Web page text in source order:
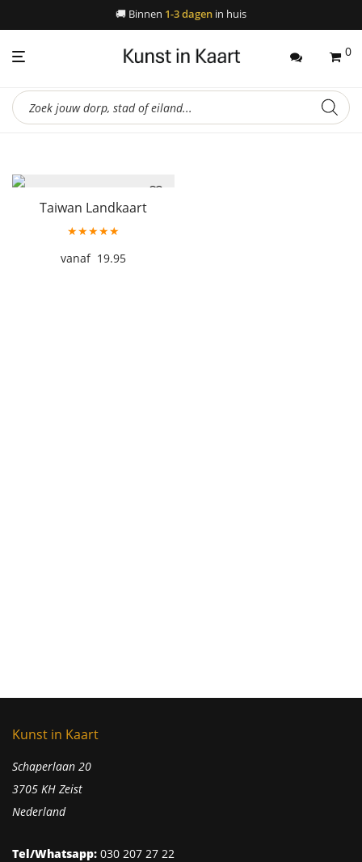
🚚 Binnen 1-3 dagen in huis
0
Producten
zoeken
Taiwan Landkaart
★★★★★
19.95
Kunst in Kaart
Schaperlaan 20
3705 KH Zeist
Nederland
Tel/Whatsapp: 030 207 27 22